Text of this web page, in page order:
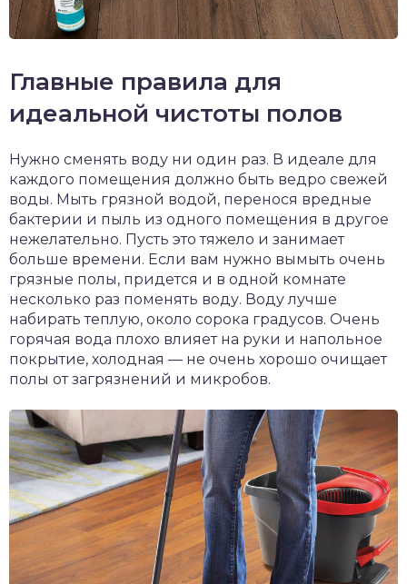
Главные правила для
идеальной чистоты полов
Нужно сменять воду ни один раз. В идеале для
каждого помещения должно быть ведро свежей
воды. Мыть грязной водой, перенося вредные
бактерии и пыль из одного помещения в другое
нежелательно. Пусть это тяжело и занимает
больше времени. Если вам нужно вымыть очень
грязные полы, придется и в одной комнате
несколько раз поменять воду. Воду лучше
набирать теплую, около сорока градусов. Очень
горячая вода плохо влияет на руки и напольное
покрытие, холодная — не очень хорошо очищает
полы от загрязнений и микробов.